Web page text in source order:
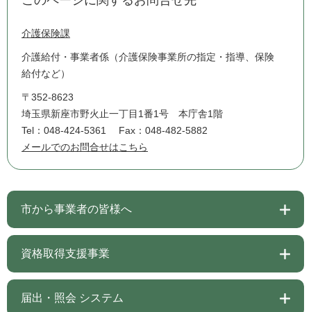
介護保険課
介護給付・事業者係（介護保険事業所の指定・指導、保険
給付など）
〒352-8623
埼玉県新座市野火止一丁目1番1号 本庁舎1階
Tel：048-424-5361
Fax：048-482-5882
メールでのお問合せはこちら
市から事業者の皆様へ
資格取得支援事業
届出・照会 システム